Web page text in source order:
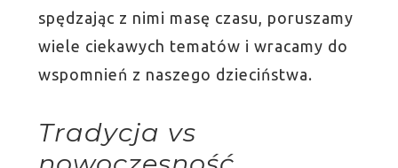
spędzając z nimi masę czasu, poruszamy
wiele ciekawych tematów i wracamy do
wspomnień z naszego dzieciństwa.
Tradycja vs